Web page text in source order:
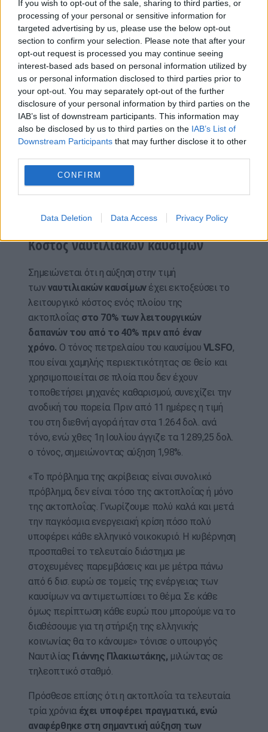
If you wish to opt-out of the sale, sharing to third parties, or
processing of your personal or sensitive information for
targeted advertising by us, please use the below opt-out
section to confirm your selection. Please note that after your
opt-out request is processed you may continue seeing
interest-based ads based on personal information utilized by
us or personal information disclosed to third parties prior to
your opt-out. You may separately opt-out of the further
disclosure of your personal information by third parties on the
IAB’s list of downstream participants. This information may
also be disclosed by us to third parties on the IAB’s List of
Downstream Participants that may further disclose it to other
CONFIRM
Data Deletion Data Access Privacy Policy
αύξηση 8%.
Επίσης στη γραμμή απόΠειραιά για Μύκονοαπό
τα 48,50 ευρώ στα 52,50 ευρώ, σημειώνοντας
αύξηση 8,25%, στη γραμμήΠειραιάς – Ικαρίααπό
54,50 ευρώ στα 58,50 ευρώ, δηλαδή αύξηση 7,34%.
Επίσης στη γραμμή Πειραιάς – Σύρος από τα 42,50
στα 45,50 ευρώ αύξηση 7,06%.
Από το λιμάνι της Ραφήνας η τιμή του ατομικού
εισιτηρίου με το συμβατικό πλοίο παραμένει
αμετάβλητη στα 25 ευρώ, επίσης το ίδιο από τη
Ραφήνα για Τήνο η τιμή και εδώ παραμένει στα
ίδια επίπεδα και συγκεκριμένα στα 35 ευρώ όπως
συμβατικό πλοίο στα 38 ευρώ.
Κόστος ναυτιλιακών καυσίμων
Σημειώνεται ότι η αύξηση στην τιμή
των ναυτιλιακών καυσίμωνέχει εκτοξεύσει το
λειτουργικό κόστος ενός πλοίου της
ακτοπλοΐας στο 70% των λειτουργικών
δαπανών του από το 40% πριν από έναν
χρόνο. Ο τόνος πετρελαίου του καυσίμου VLSFO,
που είναι χαμηλής περιεκτικότητας σε θείο και
χρησιμοποιείται σε πλοία που δεν έχουν
τοποθετήσει μηχανές καθαρισμού, συνεχίζει την
ανοδική του πορεία. Πριν από 11 ημέρες η τιμή
του στη διεθνή αγορά ήταν στα 1.264 δολ. ανά
τόνο, ενώ χθες 1η Ιουλίου άγγιζε τα 1.289,25 δολ.
ο τόνος, σημειώνοντας αύξηση 1,98%.
«Το πρόβλημα της ακρίβειας είναι συνολικό
πρόβλημα, δεν είναι τόσο της ακτοπλοΐας ή μόνο
της ακτοπλοΐας. Γνωρίζουμε πολύ καλά και μετά
την παγκόσμια ενεργειακή κρίση πόσο πολύ
υποφέρει κάθε ελληνικό νοικοκυριό. Η κυβέρνηση
προσπαθεί το τελευταίο διάστημα με
στοχευμένες παρεμβάσεις και με μέτρα πάνω
από 6 δισ. ευρώ σε τομείς της ενέργειας των
καυσίμων να αντιμετωπίσει το θέμα. Σε κάθε
όμως περίπτωση κάθε ευρώ που μπορούμε να το
διαθέσουμε για τη στήριξη της ελληνικής
κοινωνίας θα το κάνουμε» τόνισε ο υπουργός
Ναυτιλίας Γιάννης Πλακιωτάκης, μιλώντας σε
τηλεοπτικό σταθμό.
Πρόσθεσε επίσης ότι η ακτοπλοΐα τα τελευταία
τρία χρόνια έχει υποφέρει πραγματικά, ενώ
αναφέρθηκε στη σημαντική αύξηση των